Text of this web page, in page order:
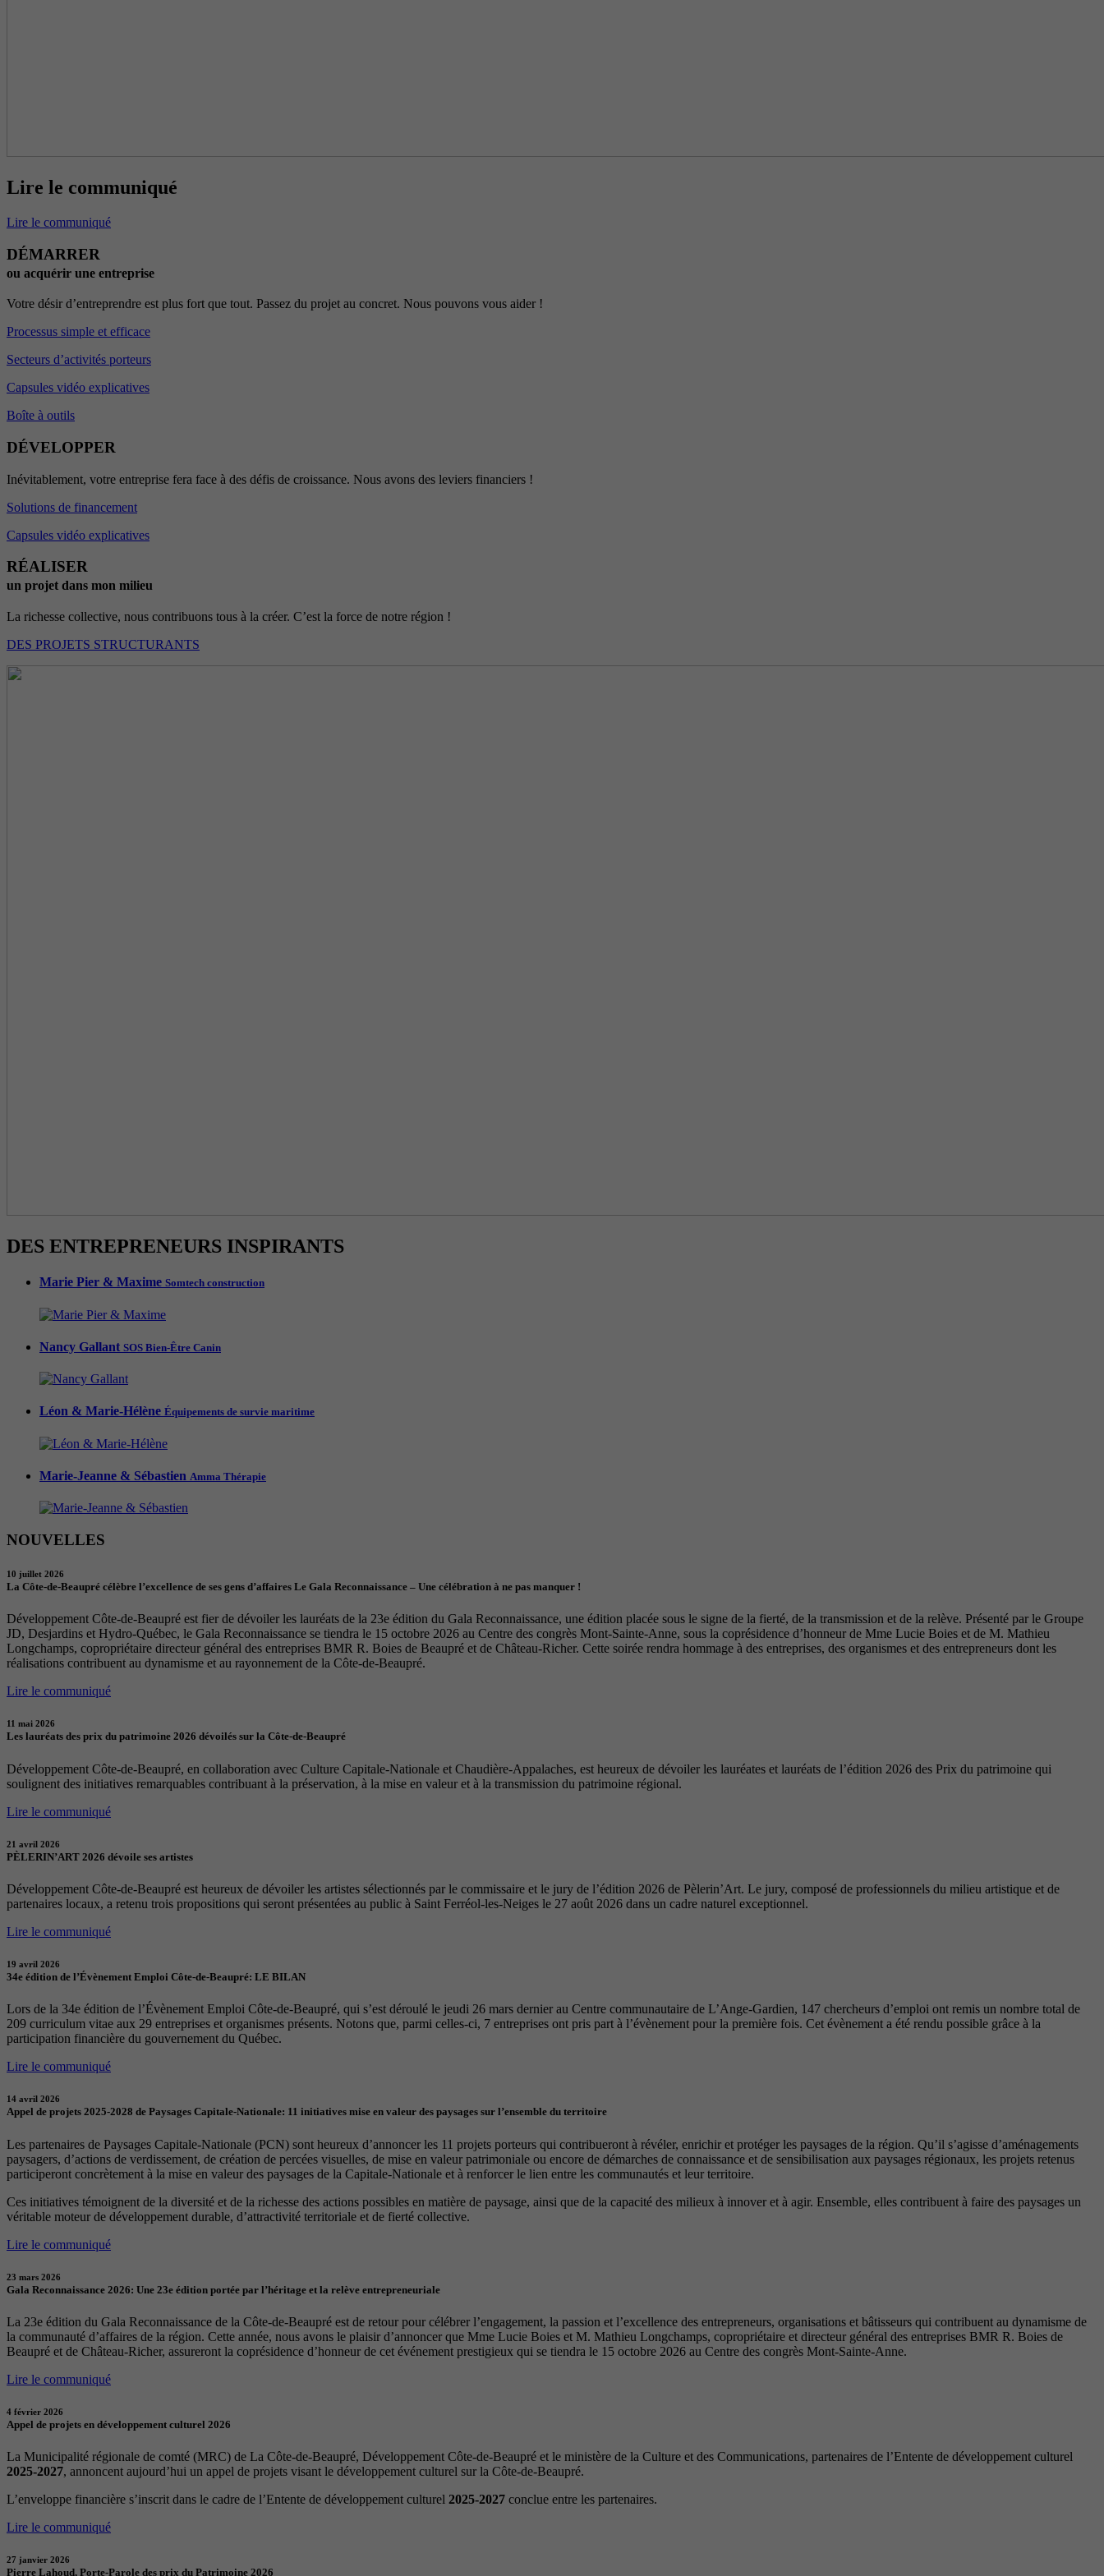
Lire le communiqué
Lire le communiqué
DÉMARRER
ou acquérir une entreprise
Votre désir d’entreprendre est plus fort que tout. Passez du projet au concret. Nous pouvons vous aider !
Processus simple et efficace
Secteurs d’activités porteurs
Capsules vidéo explicatives
Boîte à outils
DÉVELOPPER
Inévitablement, votre entreprise fera face à des défis de croissance. Nous avons des leviers financiers !
Solutions de financement
Capsules vidéo explicatives
RÉALISER
un projet dans mon milieu
La richesse collective, nous contribuons tous à la créer. C’est la force de notre région !
DES PROJETS STRUCTURANTS
DES ENTREPRENEURS INSPIRANTS
Marie Pier & Maxime Somtech construction
Nancy Gallant SOS Bien-Être Canin
Léon & Marie-Hélène Équipements de survie maritime
Marie-Jeanne & Sébastien Amma Thérapie
NOUVELLES
10 juillet 2026
La Côte-de-Beaupré célèbre l’excellence de ses gens d’affaires Le Gala Reconnaissance – Une célébration à ne pas manquer !
Développement Côte-de-Beaupré est fier de dévoiler les lauréats de la 23e édition du Gala Reconnaissance, une édition placée sous le signe de la fierté, de la transmission et de la relève. Présenté par le Groupe
JD, Desjardins et Hydro-Québec, le Gala Reconnaissance se tiendra le 15 octobre 2026 au Centre des congrès Mont-Sainte-Anne, sous la coprésidence d’honneur de Mme Lucie Boies et de M. Mathieu
Longchamps, copropriétaire directeur général des entreprises BMR R. Boies de Beaupré et de Château-Richer. Cette soirée rendra hommage à des entreprises, des organismes et des entrepreneurs dont les
réalisations contribuent au dynamisme et au rayonnement de la Côte-de-Beaupré.
Lire le communiqué
11 mai 2026
Les lauréats des prix du patrimoine 2026 dévoilés sur la Côte-de-Beaupré
Développement Côte-de-Beaupré, en collaboration avec Culture Capitale-Nationale et Chaudière-Appalaches, est heureux de dévoiler les lauréates et lauréats de l’édition 2026 des Prix du patrimoine qui
soulignent des initiatives remarquables contribuant à la préservation, à la mise en valeur et à la transmission du patrimoine régional.
Lire le communiqué
21 avril 2026
PÈLERIN’ART 2026 dévoile ses artistes
Développement Côte-de-Beaupré est heureux de dévoiler les artistes sélectionnés par le commissaire et le jury de l’édition 2026 de Pèlerin’Art. Le jury, composé de professionnels du milieu artistique et de
partenaires locaux, a retenu trois propositions qui seront présentées au public à Saint Ferréol-les-Neiges le 27 août 2026 dans un cadre naturel exceptionnel.
Lire le communiqué
19 avril 2026
34e édition de l’Évènement Emploi Côte-de-Beaupré: LE BILAN
Lors de la 34e édition de l’Évènement Emploi Côte-de-Beaupré, qui s’est déroulé le jeudi 26 mars dernier au Centre communautaire de L’Ange-Gardien, 147 chercheurs d’emploi ont remis un nombre total de
209 curriculum vitae aux 29 entreprises et organismes présents. Notons que, parmi celles-ci, 7 entreprises ont pris part à l’évènement pour la première fois. Cet évènement a été rendu possible grâce à la
participation financière du gouvernement du Québec.
Lire le communiqué
14 avril 2026
Appel de projets 2025-2028 de Paysages Capitale-Nationale: 11 initiatives mise en valeur des paysages sur l’ensemble du territoire
Les partenaires de Paysages Capitale-Nationale (PCN) sont heureux d’annoncer les 11 projets porteurs qui contribueront à révéler, enrichir et protéger les paysages de la région. Qu’il s’agisse d’aménagements
paysagers, d’actions de verdissement, de création de percées visuelles, de mise en valeur patrimoniale ou encore de démarches de connaissance et de sensibilisation aux paysages régionaux, les projets retenus
participeront concrètement à la mise en valeur des paysages de la Capitale-Nationale et à renforcer le lien entre les communautés et leur territoire.
Ces initiatives témoignent de la diversité et de la richesse des actions possibles en matière de paysage, ainsi que de la capacité des milieux à innover et à agir. Ensemble, elles contribuent à faire des paysages un
véritable moteur de développement durable, d’attractivité territoriale et de fierté collective.
Lire le communiqué
23 mars 2026
Gala Reconnaissance 2026: Une 23e édition portée par l’héritage et la relève entrepreneuriale
La 23e édition du Gala Reconnaissance de la Côte-de-Beaupré est de retour pour célébrer l’engagement, la passion et l’excellence des entrepreneurs, organisations et bâtisseurs qui contribuent au dynamisme de
la communauté d’affaires de la région. Cette année, nous avons le plaisir d’annoncer que Mme Lucie Boies et M. Mathieu Longchamps, copropriétaire et directeur général des entreprises BMR R. Boies de
Beaupré et de Château-Richer, assureront la coprésidence d’honneur de cet événement prestigieux qui se tiendra le 15 octobre 2026 au Centre des congrès Mont-Sainte-Anne.
Lire le communiqué
4 février 2026
Appel de projets en développement culturel 2026
La Municipalité régionale de comté (MRC) de La Côte-de-Beaupré, Développement Côte-de-Beaupré et le ministère de la Culture et des Communications, partenaires de l’Entente de développement culturel
2025-2027, annoncent aujourd’hui un appel de projets visant le développement culturel sur la Côte-de-Beaupré.
L’enveloppe financière s’inscrit dans le cadre de l’Entente de développement culturel 2025-2027 conclue entre les partenaires.
Lire le communiqué
27 janvier 2026
Pierre Lahoud, Porte-Parole des prix du Patrimoine 2026